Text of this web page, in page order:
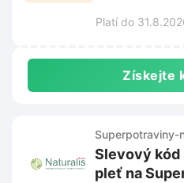
Platí do
Získejte
Superpotraviny-
Slevový kód
pleť na